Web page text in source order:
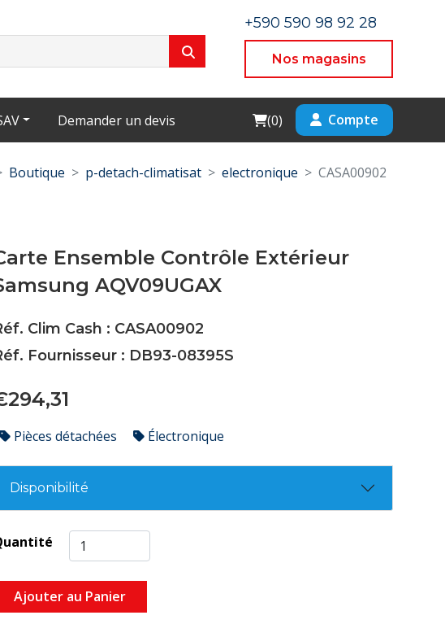
+590 590 98 92 28
Nos magasins
Demander un devis Cart
(0) Compte
Boutique p-detach-climatisat electronique CASA00902
Ensemble Contrôle Extérieur
AQV09UGAX
Clim Cash : CASA00902
Fournisseur : DB93-08395S
Pièces détachées Électronique
Disponibilité
Ajouter au Panier